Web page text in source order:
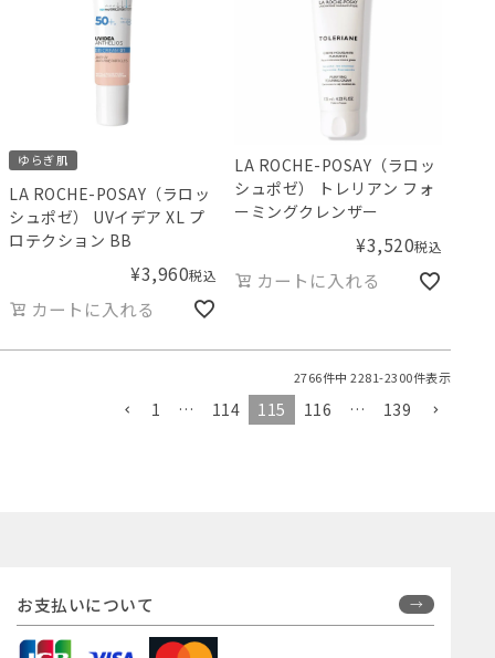
ゆらぎ肌
LA ROCHE-POSAY（ラロッ
シュポゼ） UVイデア XL プ
ロテクション BB
¥3,960税込
カートに入れる
LA ROCHE-POSAY（ラロッ
シュポゼ） トレリアン フォ
ーミングクレンザー
¥3,520税込
カートに入れる
2766件中 2281-2300件表示
1 … 114 115 116 … 139
お支払いについて